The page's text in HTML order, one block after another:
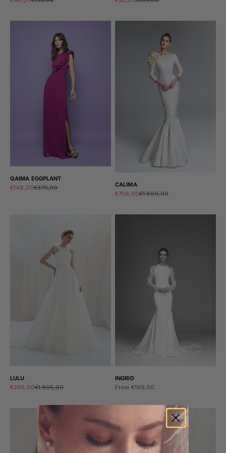
QAIMA EGGPLANT
Sale price
€148,00Regular price
€370,00
CALIMA
Sale price
€756,00Regular price
€1.890,00
LULU
Sale price
€395,00Regular price
€1.895,00
INGRID
Sale price
From €199,00